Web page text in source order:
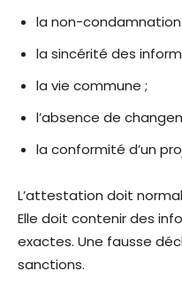
la non-condamnation
la sincérité des
la vie commune ;
l’absence de
la conformité d’un
L’attestation doit
Elle doit contenir des
exactes. Une fausse
sanctions.